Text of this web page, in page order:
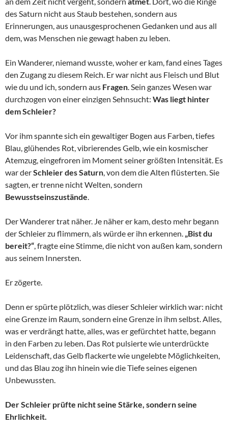
des Saturn nicht aus Staub bestehen, sondern aus
Erinnerungen, aus unausgesprochenen Gedanken und aus all
dem, was Menschen nie gewagt haben zu leben.
Ein Wanderer, niemand wusste, woher er kam, fand eines Tages
den Zugang zu diesem Reich. Er war nicht aus Fleisch und Blut
wie du und ich, sondern aus Fragen. Sein ganzes Wesen war
durchzogen von einer einzigen Sehnsucht: Was liegt hinter
dem Schleier?
Vor ihm spannte sich ein gewaltiger Bogen aus Farben, tiefes
Blau, glühendes Rot, vibrierendes Gelb, wie ein kosmischer
Atemzug, eingefroren im Moment seiner größten Intensität. Es
war derSchleier des Saturn, von dem die Alten flüsterten. Sie
sagten, er trenne nicht Welten, sondern
Bewusstseinszustände.
Der Wanderer trat näher. Je näher er kam, desto mehr begann
der Schleier zu flimmern, als würde er ihn erkennen. „Bist du
bereit?“, fragte eine Stimme, die nicht von außen kam, sondern
aus seinem Innersten.
Er zögerte.
Denn er spürte plötzlich, was dieser Schleier wirklich war: nicht
eine Grenze im Raum, sondern eine Grenze in ihm selbst. Alles,
was er verdrängt hatte, alles, was er gefürchtet hatte, begann
in den Farben zu leben. Das Rot pulsierte wie unterdrückte
Leidenschaft, das Gelb flackerte wie ungelebte Möglichkeiten,
und das Blau zog ihn hinein wie die Tiefe seines eigenen
Unbewussten.
Der Schleier prüfte nicht seine Stärke, sondern seine
Ehrlichkeit.